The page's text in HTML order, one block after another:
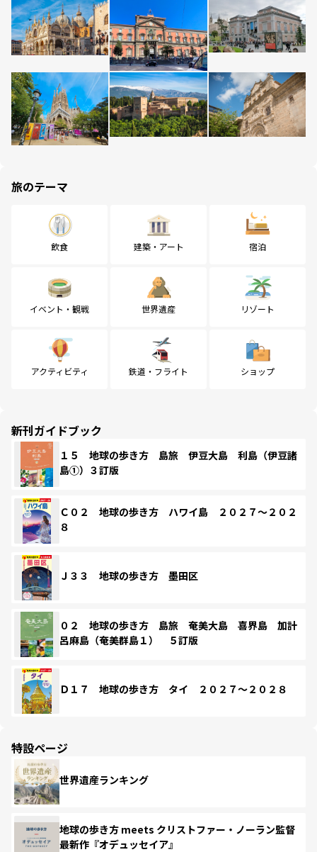
旅のテーマ
飲食 建築・アート 宿泊
イベント・観戦 世界遺産 リゾート
アクティビティ 鉄道・フライト ショップ
新刊ガイドブック
１５ 地球の歩き方 島旅 伊豆大島 利島（伊豆諸
島①）３訂版
Ｃ０２ 地球の歩き方 ハワイ島 ２０２７～２０２
８
Ｊ３３ 地球の歩き方 墨田区
０２ 地球の歩き方 島旅 奄美大島 喜界島 加計
呂麻島（奄美群島１） ５訂版
Ｄ１７ 地球の歩き方 タイ ２０２７～２０２８
特設ページ
世界遺産ランキング
地球の歩き方 meets クリストファー・ノーラン監督
最新作『オデュッセイア』